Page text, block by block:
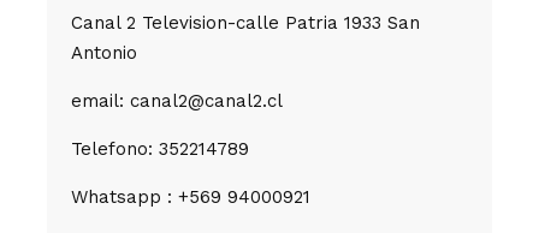
Canal 2 Television-calle Patria 1933 San
Antonio
email: canal2@canal2.cl
Telefono: 352214789
Whatsapp : +569 94000921